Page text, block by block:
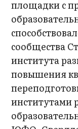
площадки с
сообщества
института
повышения
институтами